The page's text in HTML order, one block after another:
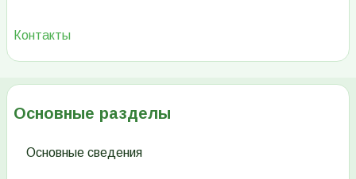
Контакты
Основные разделы
Основные сведения